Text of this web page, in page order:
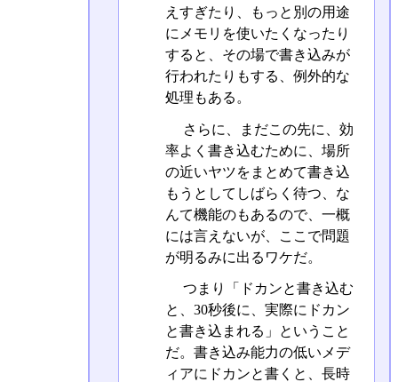
えすぎたり、もっと別の用途
にメモリを使いたくなったり
すると、その場で書き込みが
行われたりもする、例外的な
処理もある。
さらに、まだこの先に、効
率よく書き込むために、場所
の近いヤツをまとめて書き込
もうとしてしばらく待つ、な
んて機能のもあるので、一概
には言えないが、ここで問題
が明るみに出るワケだ。
つまり「ドカンと書き込む
と、30秒後に、実際にドカン
と書き込まれる」ということ
だ。書き込み能力の低いメデ
ィアにドカンと書くと、長時